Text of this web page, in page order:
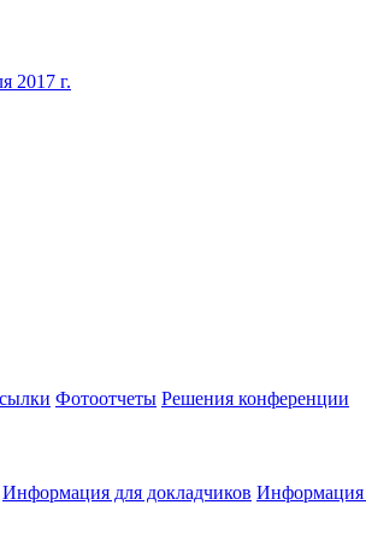
2017 г.
Фотоотчеты Решения конференции
Информация для докладчиков Информация